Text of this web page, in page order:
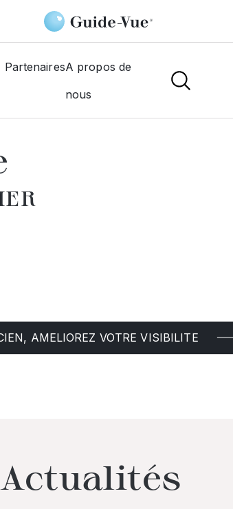
PartenairesA propos de
nous
AMELIOREZ VOTRE VISIBILITE
Actualités